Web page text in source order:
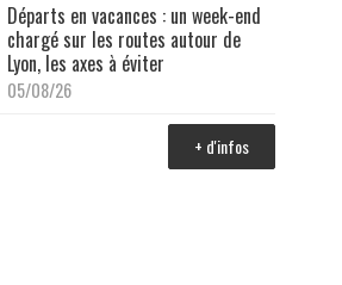
Départs en vacances : un week-end
chargé sur les routes autour de
Lyon, les axes à éviter
05/08/26
+ d'infos